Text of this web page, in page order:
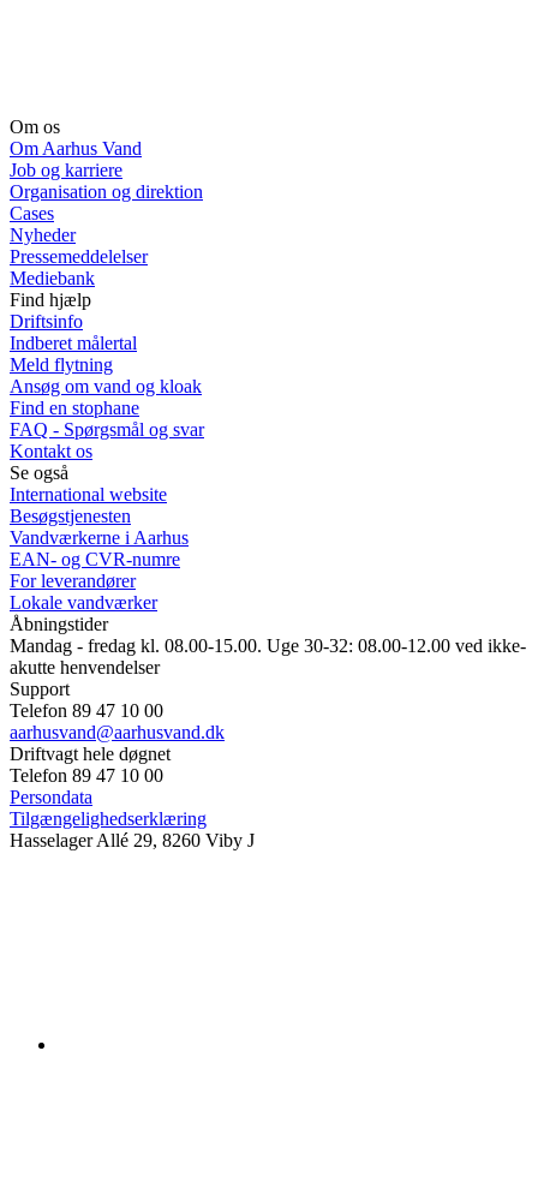
Om os
Om Aarhus Vand
Job og karriere
Organisation og direktion
Cases
Nyheder
Pressemeddelelser
Mediebank
Find hjælp
Driftsinfo
Indberet målertal
Meld flytning
Ansøg om vand og kloak
Find en stophane
FAQ - Spørgsmål og svar
Kontakt os
Se også
International website
Besøgstjenesten
Vandværkerne i Aarhus
EAN- og CVR-numre
For leverandører
Lokale vandværker
Åbningstider
Mandag - fredag kl. 08.00-15.00. Uge 30-32: 08.00-12.00 ved ikke-
akutte henvendelser
Support
Telefon 89 47 10 00
aarhusvand@aarhusvand.dk
Driftvagt hele døgnet
Telefon 89 47 10 00
Persondata
Tilgængelighedserklæring
Hasselager Allé 29, 8260 Viby J